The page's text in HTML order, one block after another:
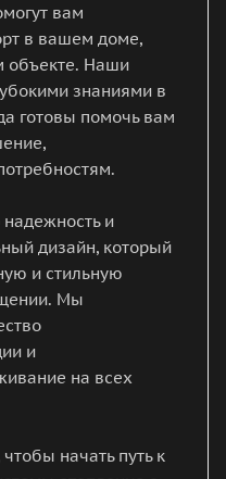
вам
в вашем доме,
объекте. Наши
знаниями в
готовы помочь вам
и
дизайн, который
и стильную
Мы
и
на всех
начать путь к